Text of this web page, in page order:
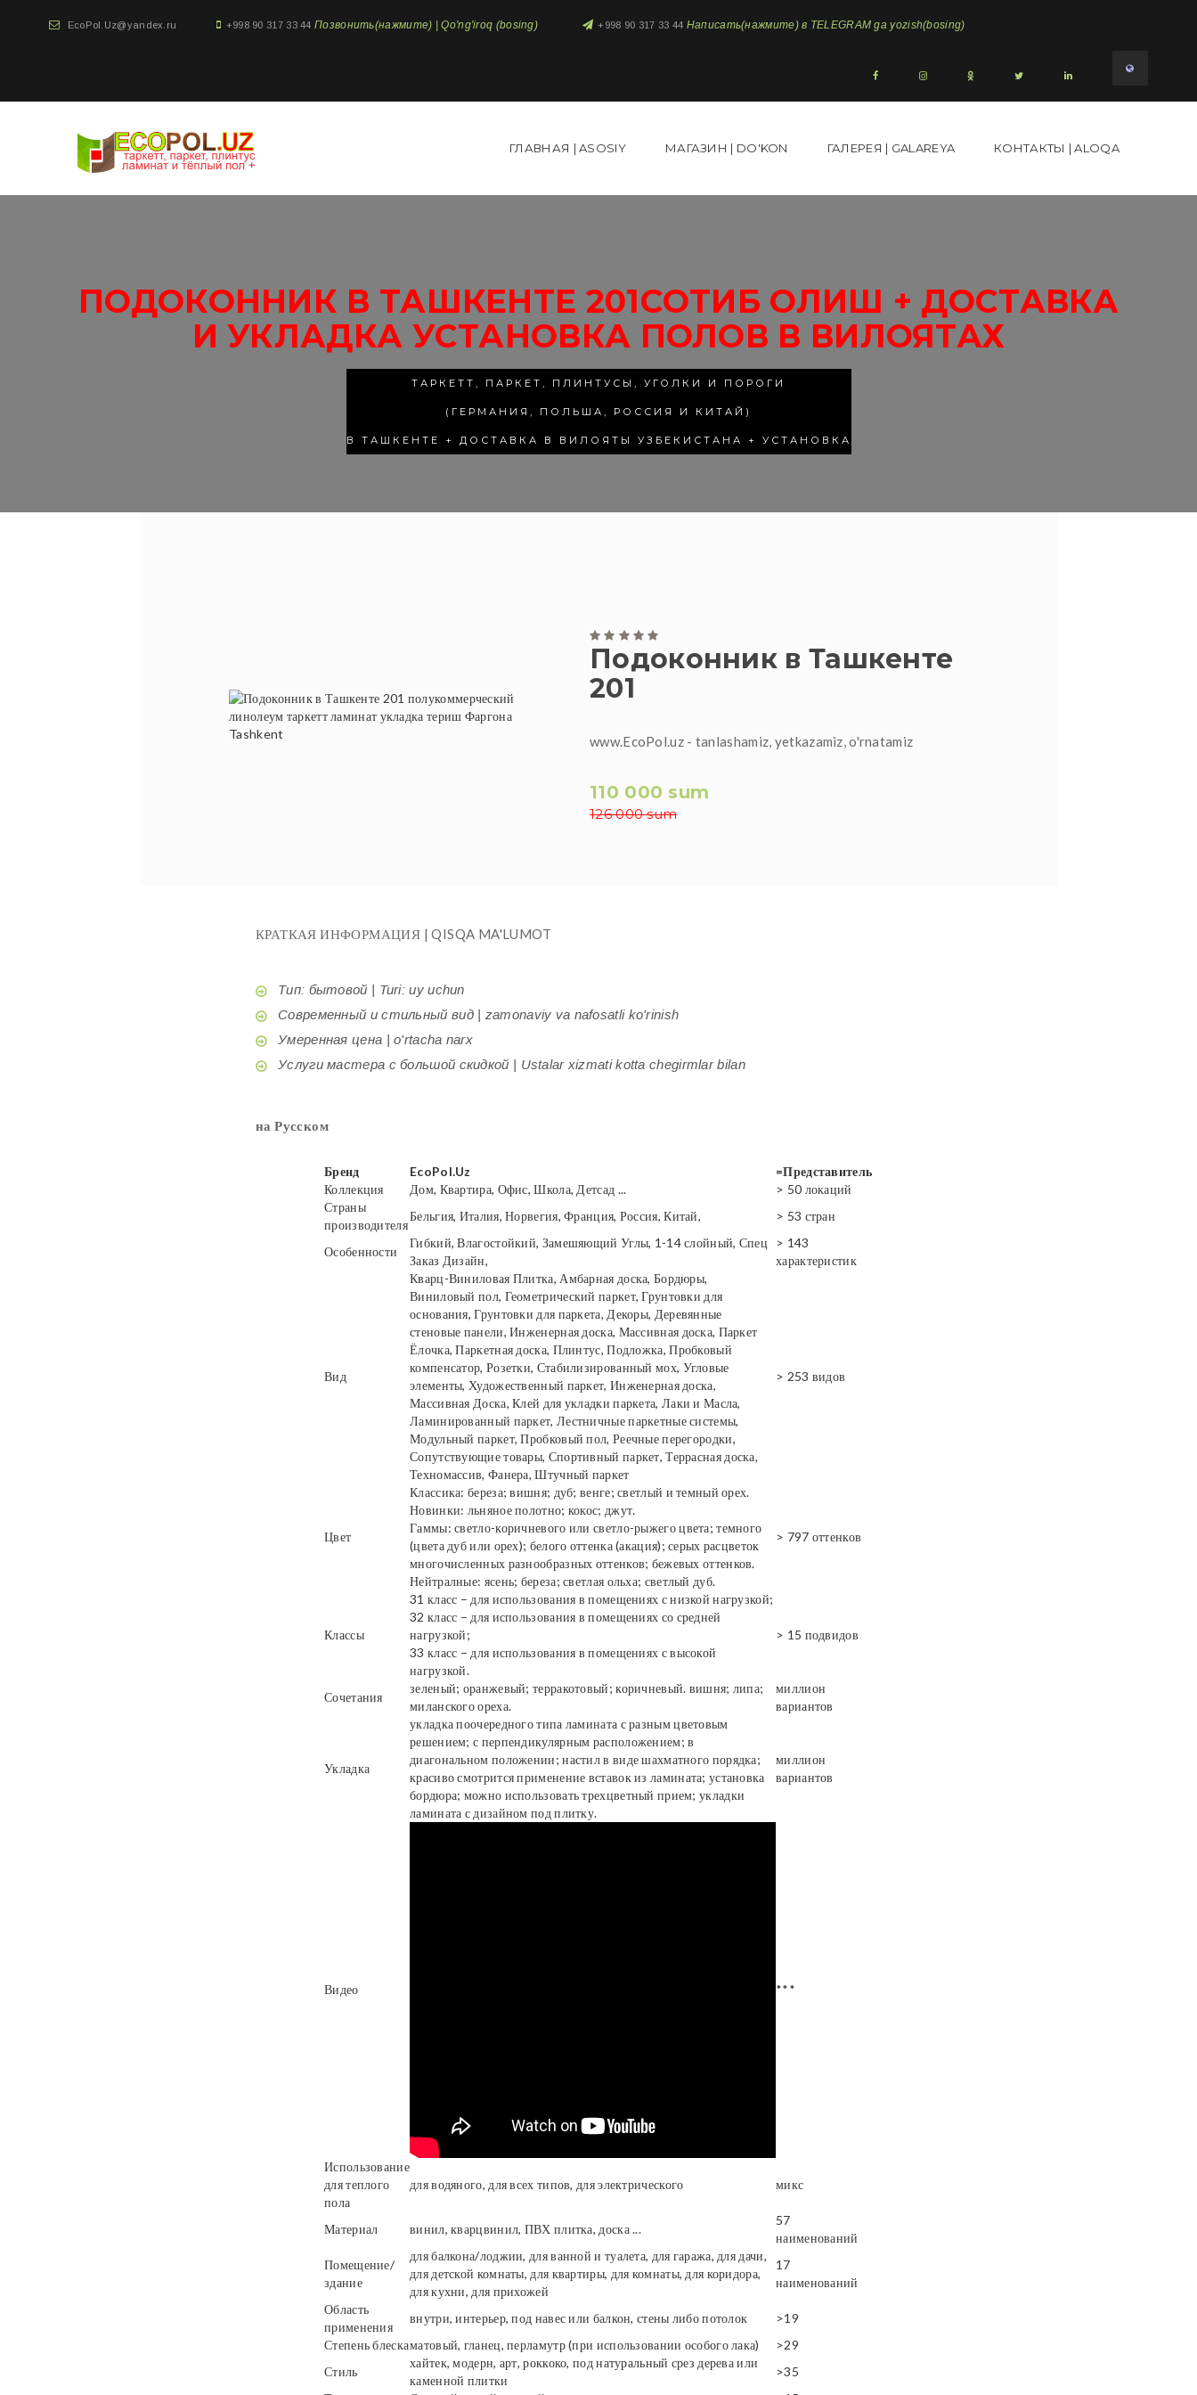
EcoPol.Uz@yandex.ru +998 90 317 33 44 Позвонить(нажмите) | Qo'ng'iroq (bosing) +998 90 317 33 44 Написать(нажмите) в TELEGRAM ga yozish(bosing)
ГЛАВНАЯ | ASOSIY МАГАЗИН | DO'KON ГАЛЕРЕЯ | GALAREYA КОНТАКТЫ | ALOQA
ПОДОКОННИК В ТАШКЕНТЕ 201СОТИБ ОЛИШ + ДОСТАВКА
И УКЛАДКА УСТАНОВКА ПОЛОВ В ВИЛОЯТАХ
ТАРКЕТТ, ПАРКЕТ, ПЛИНТУСЫ, УГОЛКИ И ПОРОГИ
(ГЕРМАНИЯ, ПОЛЬША, РОССИЯ И КИТАЙ)
В ТАШКЕНТЕ + ДОСТАВКА В ВИЛОЯТЫ УЗБЕКИСТАНА + УСТАНОВКА
Подоконник в Ташкенте
201
www.EcoPol.uz - tanlashamiz, yetkazamiz, o'rnatamiz
110 000 sum
126 000 sum
КРАТКАЯ ИНФОРМАЦИЯ | QISQA MA'LUMOT
Тип: бытовой | Turi: uy uchun
Современный и стильный вид | zamonaviy va nafosatli ko'rinish
Умеренная цена | o'rtacha narx
Услуги мастера с большой скидкой | Ustalar xizmati kotta chegirmlar bilan
на Русском
Бренд EcoPol.Uz
=Представитель
Коллекция
Дом, Квартира, Офис, Школа, Детсад ...
> 50 локаций
Страны
производителя
Бельгия, Италия, Норвегия, Франция, Россия, Китай, > 53 стран
Особенности
Гибкий, Влагостойкий, Замешяющий Углы, 1-14 слойный, Спец
Заказ Дизайн,
> 143
характеристик
Вид
Кварц-Виниловая Плитка, Амбарная доска, Бордюры,
Виниловый пол, Геометрический паркет, Грунтовки для
основания, Грунтовки для паркета, Декоры, Деревянные
стеновые панели, Инженерная доска, Массивная доска, Паркет
Ёлочка, Паркетная доска, Плинтус, Подложка, Пробковый
компенсатор, Розетки, Стабилизированный мох, Угловые
элементы, Художественный паркет, Инженерная доска,
Массивная Доска, Клей для укладки паркета, Лаки и Масла,
Ламинированный паркет, Лестничные паркетные системы,
Модульный паркет, Пробковый пол, Реечные перегородки,
Сопутствующие товары, Спортивный паркет, Террасная доска,
Техномассив, Фанера, Штучный паркет
> 253 видов
Цвет
Классика: береза; вишня; дуб; венге; светлый и темный орех.
Новинки: льняное полотно; кокос; джут.
Гаммы: светло-коричневого или светло-рыжего цвета; темного
(цвета дуб или орех); белого оттенка (акация); серых расцветок
многочисленных разнообразных оттенков; бежевых оттенков.
Нейтралные: ясень; береза; светлая ольха; светлый дуб.
> 797 оттенков
Классы
31 класс – для использования в помещениях с низкой нагрузкой;
32 класс – для использования в помещениях со средней
нагрузкой;
33 класс – для использования в помещениях с высокой
нагрузкой.
> 15 подвидов
Сочетания
зеленый; оранжевый; терракотовый; коричневый. вишня; липа;
миланского ореха.
миллион
вариантов
Укладка
укладка поочередного типа ламината с разным цветовым
решением; с перпендикулярным расположением; в
диагональном положении; настил в виде шахматного порядка;
красиво смотрится применение вставок из ламината; установка
бордюра; можно использовать трехцветный прием; укладки
ламината с дизайном под плитку.
миллион
вариантов
Видео ***
Использование
для теплого
пола
для водяного, для всех типов, для электрического микс
Материал винил, кварцвинил, ПВХ плитка, доска ...
57
наименований
Помещение/
здание
для балкона/лоджии, для ванной и туалета, для гаража, для дачи,
для детской комнаты, для квартиры, для комнаты, для коридора,
для кухни, для прихожей
17
наименований
Область
применения
внутри, интерьер, под навес или балкон, стены либо потолок
>19
Степень блескаматовый, гланец, перламутр (при использовании особого лака)
>29
Стиль
хайтек, модерн, арт, роккоко, под натуральный срез дерева или
каменной плитки
>35